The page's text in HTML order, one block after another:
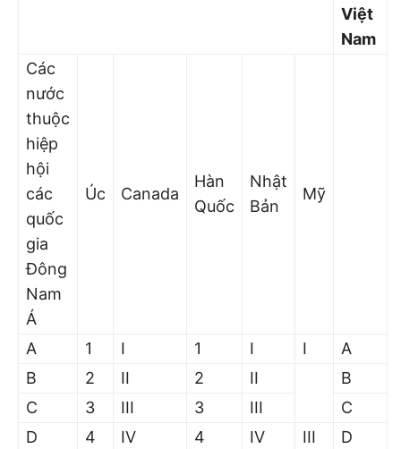
Việt
Nam
Các
nước
thuộc
hiệp
hội
các
quốc
gia
Đông
Nam
Á
Úc Canada
Hàn
Quốc
Nhật
Bản
Mỹ
A 1 I 1 I I
A
B
2 II 2 II
B
C
3 III 3 III
C
D
4 IV 4 IV III D